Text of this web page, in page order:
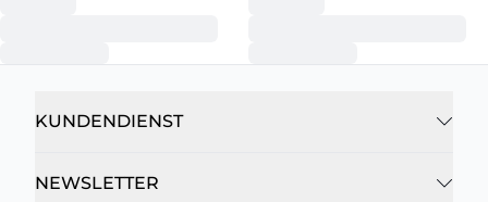
KUNDENDIENST
NEWSLETTER